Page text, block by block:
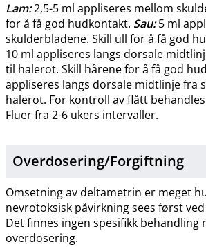
Lam:2,5-5 ml appliseres mellom
for å få god hudkontakt. Sau:5 ml
skulderbladene. Skill ull for å få god
10 ml appliseres langs dorsale
til halerot. Skill hårene for å få god
appliseres langs dorsale midtlinje fra
halerot. For kontroll av flått behandles
Fluer fra 2-6 ukers intervaller.
Overdosering​/​Forgiftning
Omsetning av deltametrin er meget
nevrotoksisk påvirkning sees først
Det finnes ingen spesifikk behandling
overdosering.